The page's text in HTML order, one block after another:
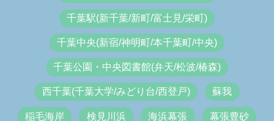
千葉駅(新千葉/新町/富士見/栄町)
千葉中央(新宿/神明町/本千葉町/中央)
千葉公園・中央図書館(弁天/松波/椿森)
西千葉(千葉大学/みどり台/西登戸) 蘇我
稲毛海岸 検見川浜 海浜幕張 幕張豊砂